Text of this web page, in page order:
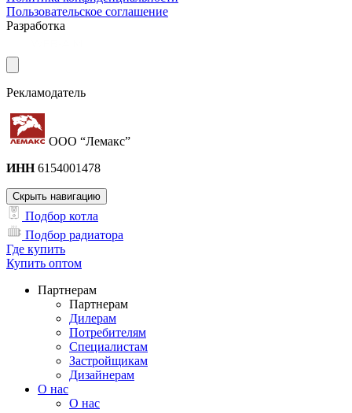
Пользовательское соглашение
Разработка
Рекламодатель
ООО “Лемакс”
ИНН6154001478
Скрыть навигацию
Подбор котла
Подбор радиатора
Где купить
Купить оптом
Партнерам
Партнерам
Дилерам
Потребителям
Специалистам
Застройщикам
Дизайнерам
О нас
О нас